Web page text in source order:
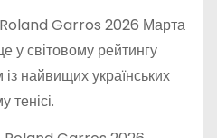
Garros 2026 Марта
у світовому рейтингу
найвищих українських
тенісі.